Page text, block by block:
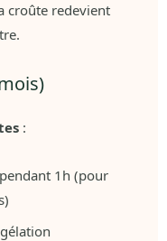
croûte redevient
:
1h (pour